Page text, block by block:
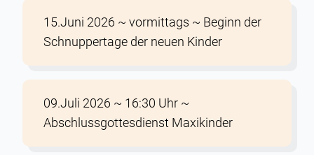
15.Juni 2026 ~ vormittags ~ Beginn der
Schnuppertage der neuen Kinder
09.Juli 2026 ~ 16:30 Uhr ~
Abschlussgottesdienst Maxikinder